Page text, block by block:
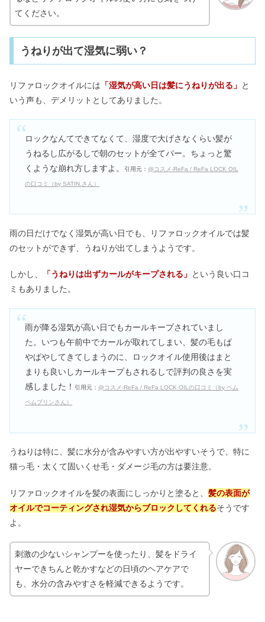
てください。
うねりが出て湿気に弱い？
リファロックオイルには 「湿気が高い日は髪にうねりが出る 」 と
いう声も、デメリットとしてありました。
ロックなんてできてなくて、湿度で大げさなくらい髪が
うねるし広がるしで朝のセットが全てパー。ちょっと驚
くような崩れ方しますよ。
引用元： @コスメ-ReFa / ReFa LOCK OIL
の口コミ（by SATIN.さん）
雨の日だけでなく湿気が高い日でも、リファロックオイルでは髪
のセットができず、うねりが出てしまうようです。
しかし、 「うねりは出ずカールがキープされる」 という良い口コ
ミもありました。
雨が降る湿気が高い日でもカールキープされていまし
た。いつも午前中でカールが取れてしまい、髪の毛もぱ
やぱやしてきてしまうのに、ロックオイル使用後はまと
まりも良いしカールキープもされるしで評判の良さを実
感しました！
引用元： @コスメ-ReFa / ReFa LOCK OILの口コミ（by ペム
ペムプリンさん）
うねりは特に、髪に水分が含みやすい方が出やすいそうで、特に
猫っ毛・太くて固いくせ毛・ダメージ毛の方は要注意。
リファロックオイルを髪の表面にしっかりと塗ると、 髪の表面が
オイルでコーティングされ湿気からブロックしてくれるそうです
よ。
刺激の少ないシャンプーを使ったり、髪をドライ
ヤーできちんと乾かすなどの日頃のヘアケアで
も、水分の含みやすさを軽減できるようです。